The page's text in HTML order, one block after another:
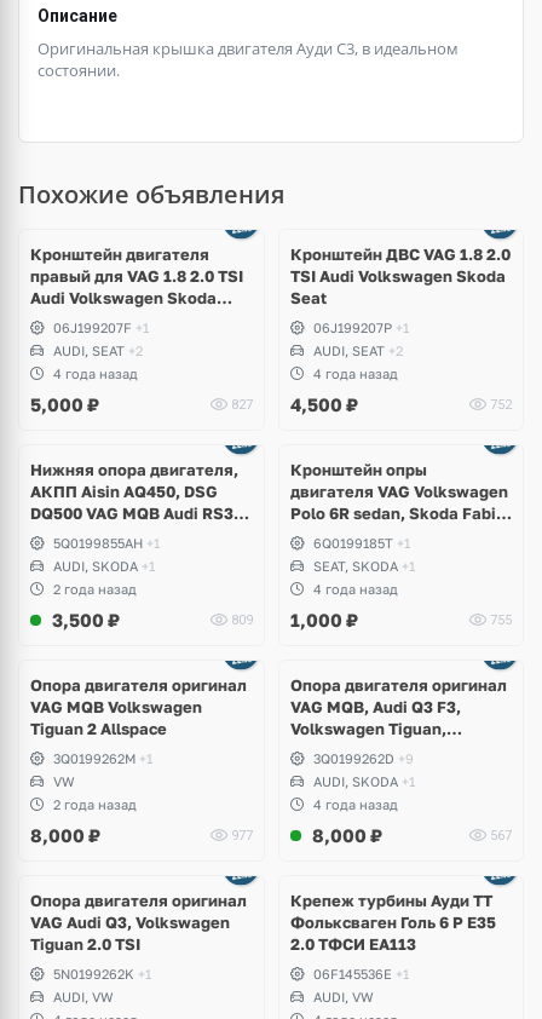
Описание
Оригинальная крышка двигателя Ауди С3, в идеальном
состоянии.
Похожие объявления
Кронштейн двигателя
правый для VAG 1.8 2.0 TSI
Audi Volkswagen Skoda
Seat06J199207F +1
AUDI, SEAT +2
4 года назад
5,000 ₽ 827
Кронштейн ДВС VAG 1.8 2.0
TSI Audi Volkswagen Skoda
Seat
06J199207P +1
AUDI, SEAT +2
4 года назад
4,500 ₽ 752
Нижняя опора двигателя,
АКПП Aisin AQ450, DSG
DQ500 VAG MQB Audi RS3,
TTRS, Q3, RSQ3,
Volkswagen Tiguan, Passat
B8, Arteon, Skoda Kodiaq
RS, Seat Formentor Cupra
5Q0199855AH +1
AUDI, SKODA +1
2 года назад
3,500 ₽ 809
Кронштейн опры
двигателя VAG Volkswagen
Polo 6R sedan, Skoda Fabia,
Seat Ibiza
6Q0199185T +1
SEAT, SKODA +1
4 года назад
1,000 ₽ 755
Опора двигателя оригинал
VAG MQB Volkswagen
Tiguan 2 Allspace
3Q0199262M +1
VW
2 года назад
8,000 ₽ 977
Опора двигателя оригинал
VAG MQB, Audi Q3 F3,
Volkswagen Tiguan,
Allspace, Arteon, Passat B8,
Kodiaq RS
3Q0199262D +9
AUDI, SKODA +1
4 года назад
8,000 ₽ 567
Опора двигателя оригинал
VAG Audi Q3, Volkswagen
Tiguan 2.0 TSI
5N0199262K +1
AUDI, VW
Крепеж турбины Ауди ТТ
Фольксваген Голь 6 Р Е35
2.0 ТФСИ ЕА113
06F145536E +1
AUDI, VW